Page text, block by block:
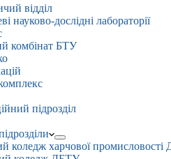
відділ
науково-дослідні лабораторії
комбінат БТУ
підрозділ
коледж харчової